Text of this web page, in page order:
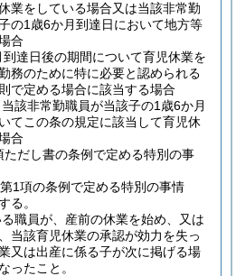
業をしている場合又は当該非常勤
の1歳6か月到達日において地方等
合
達日後の期間について育児休業を
務のために特に必要と認められる
で定める場合に該当する場合
該非常勤職員が当該子の1歳6か月
てこの条の規定に該当して育児休
合
だし書の条例で定める特別の事
1項の条例で定める特別の事情
る。
職員が、産前の休業を始め、又は
当該育児休業の承認が効力を失っ
又は出産に係る子が次に掲げる場
ったこと。